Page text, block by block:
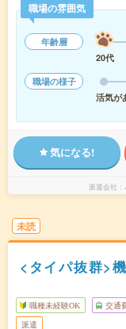
職場の雰囲気
年齢層
20代
職場の様子
活気が
気になる!
派遣会社
未読
<タイパ抜群>
職種未経験OK 交通
派遣